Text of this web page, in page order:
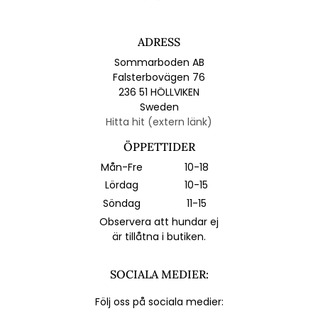
ADRESS
Sommarboden AB
Falsterbovägen 76
236 51 HÖLLVIKEN
Sweden
Hitta hit (extern länk)
ÖPPETTIDER
Mån-Fre
10-18
Lördag
10-15
Söndag
11-15
Observera att hundar ej
är tillåtna i butiken.
SOCIALA MEDIER:
Följ oss på sociala medier: